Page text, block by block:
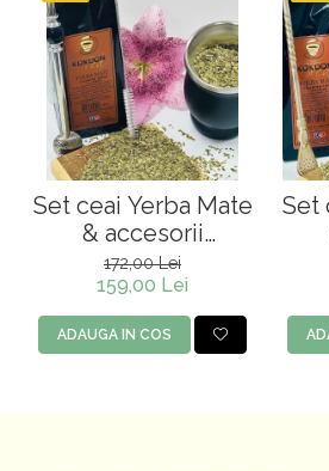
Set ceai Yerba Mate
& accesorii
moderne
172,00 Lei
159,00 Lei
ADAUGA IN COS
Set